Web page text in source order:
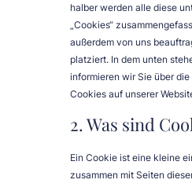
halber werden alle diese
„Cookies“
außerdem von uns
platziert. In dem unten
informieren wir Sie über
Cookies auf unserer
2. Was sind
Ein Cookie ist eine kleine
zusammen mit Seiten